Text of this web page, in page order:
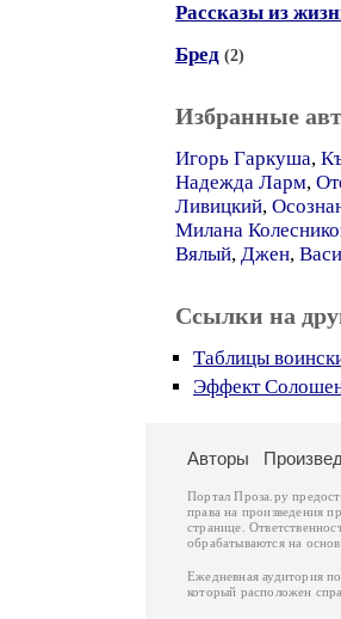
Рассказы из
Бред (2)
Избранные
Игорь Гаркуша,
Надежда Ларм,
Ливицкий,
Милана
Вялый, Джен,
Ссылки на
Таблицы
Эффект
Авторы
Портал Проза.ру
права на произведения
странице.
обрабатываются на
Ежедневная аудитория
который расположен